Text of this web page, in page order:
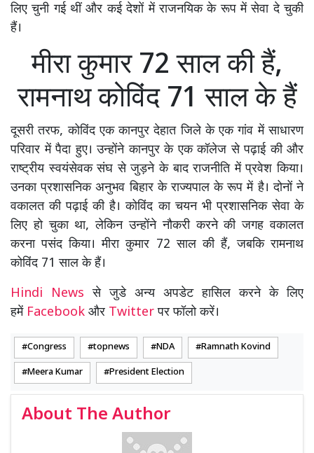
लिए चुनी गई थीं और कई देशों में राजनयिक के रूप में सेवा दे चुकी
हैं।
मीरा कुमार 72 साल की हैं,
रामनाथ कोविंद 71 साल के हैं
दूसरी तरफ, कोविंद एक कानपुर देहात जिले के एक गांव में साधारण
परिवार में पैदा हुए। उन्होंने कानपुर के एक कॉलेज से पढ़ाई की और
राष्ट्रीय स्वयंसेवक संघ से जुड़ने के बाद राजनीति में प्रवेश किया।
उनका प्रशासनिक अनुभव बिहार के राज्यपाल के रूप में है। दोनों ने
वकालत की पढ़ाई की है। कोविंद का चयन भी प्रशासनिक सेवा के
लिए हो चुका था, लेकिन उन्होंने नौकरी करने की जगह वकालत
करना पसंद किया। मीरा कुमार 72 साल की हैं, जबकि रामनाथ
कोविंद 71 साल के हैं।
Hindi Newsसे जुडे अन्य अपडेट हासिल करने के लिए
हमें Facebook और Twitterपर फॉलो करें।
Congress topnews NDA Ramnath Kovind
Meera Kumar President Election
About The Author